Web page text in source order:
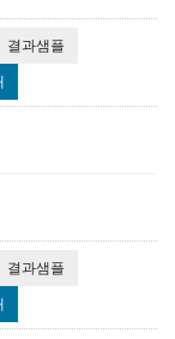
결과샘플
결과샘플